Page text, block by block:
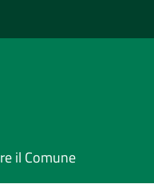
il Comune